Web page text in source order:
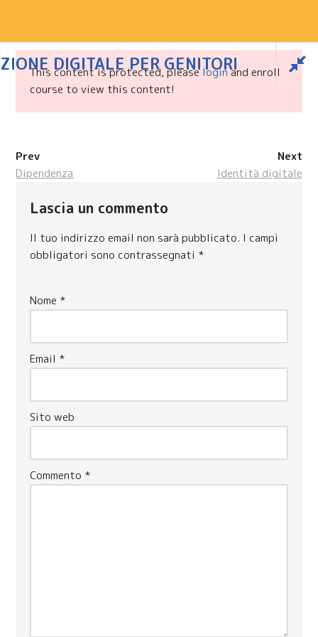
al
contenuto
GenitoriZ
strumenti e iniziative a sostegno dell educazione digitale
Corso di Educazione
digitale per Genitori
Home/ Corso di Educazione digitale per Genitori
DIGITALE PER GENITORI
This content is protected, pleaseloginand enroll
course to view this content!
Prev
Dipendenza
Next
Identità digitale
Lascia un commento
Il tuo indirizzo email non sarà pubblicato. I campi
obbligatori sono contrassegnati *
Nome *
Email *
Sito web
Commento *